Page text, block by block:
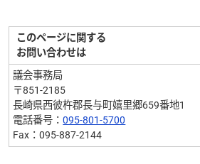
このページに関する
お問い合わせは
議会事務局
〒851-2185
長崎県西彼杵郡長与町嬉里郷659番地1
電話番号：095-801-5700
Fax：095-887-2144